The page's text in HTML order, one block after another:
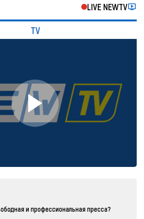
LIVE NEWTV
TV
и профессиональная пресса?